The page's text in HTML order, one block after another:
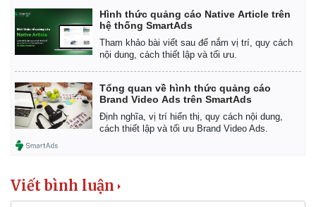
Kinh tế
Bất động sản
Hình thức quảng cáo Native Article trên
hệ thống SmartAds
Tham khảo bài viết sau để nắm vị trí, quy cách
nội dung, cách thiết lập và tối ưu.
Tổng quan về hình thức quảng cáo
Brand Video Ads trên SmartAds
Định nghĩa, vị trí hiển thị, quy cách nội dung,
cách thiết lập và tối ưu Brand Video Ads.
Viết bình luận